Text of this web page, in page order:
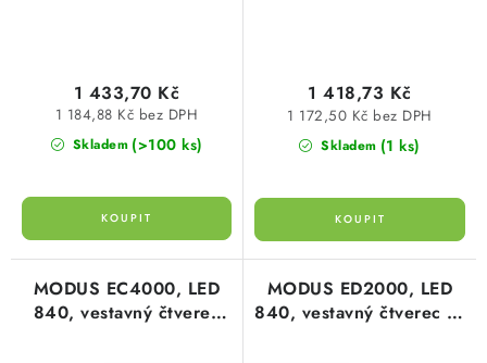
Skladem (>100 ks)
1 184,88 Kč bez DPH
1 433,70 Kč
Skladem (1 ks)
1 172,50 Kč bez DPH
1 418,73 Kč
MODUS EC4000, LED
840, vestavný čtverec
MODUS ED2000, LED
840, vestavný čtverec A,